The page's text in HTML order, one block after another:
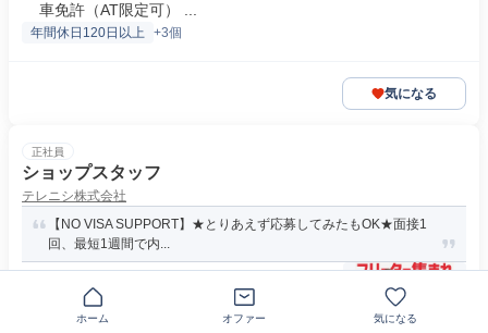
車免許（AT限定可） ...
年間休日120日以上 +3個
気になる
正社員
ショップスタッフ
テレニシ株式会社
【NO VISA SUPPORT】★とりあえず応募してみたもOK★面接1
回、最短1週間で内...
〒501-6012岐阜県羽島郡岐南町八剣
月給20万8000円～30万3000円
ホーム オファー 気になる